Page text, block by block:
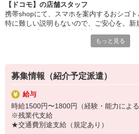
特別割引価格でご利用可能☆
お得に過ごしたいあなたの味方です♪
【選べるお仕事いろいろ】
事務、経理、データ入力、コールセン
▼工場・製造・軽作業系
機械/食品製造・梱包・仕分け・加工・
▼美容系
眉毛サロンのアイブロウ・ネイリスト・
▼営業・販売
法人営業・アパレル販売・個別指導塾・
▼人気案件も多数♪
【ドコモ】の店舗スタッフ
携帯shopにて、スマホを案内するおシゴト
特に難しい説明もないので、ご安心を。新
満足度◎
■携帯やインターネット販売業務
docomo(ドコモ)/au(エーユー)・KDDI/
の大手キャリアから
ワイモバイル(Y!mobille)、楽天モバイル、
広く紹介可能♪
もっと見る
募集情報（紹介予定派遣）
給与
時給1500円〜1800円（経験・能力による
※残業代支給
★交通費別途支給（規定あり）